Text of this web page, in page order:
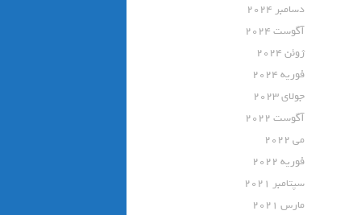
دسامبر 2024
آگوست 2024
ژوئن 2024
فوریه 2024
جولای 2023
آگوست 2022
می 2022
فوریه 2022
سپتامبر 2021
مارس 2021